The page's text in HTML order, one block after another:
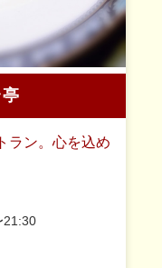
ラン。心を込め
21:30